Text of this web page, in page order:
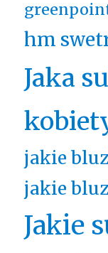
hm
Jaka
jakie
jakie
Jakie